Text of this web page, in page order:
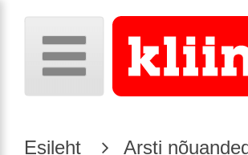
Esileht Arsti